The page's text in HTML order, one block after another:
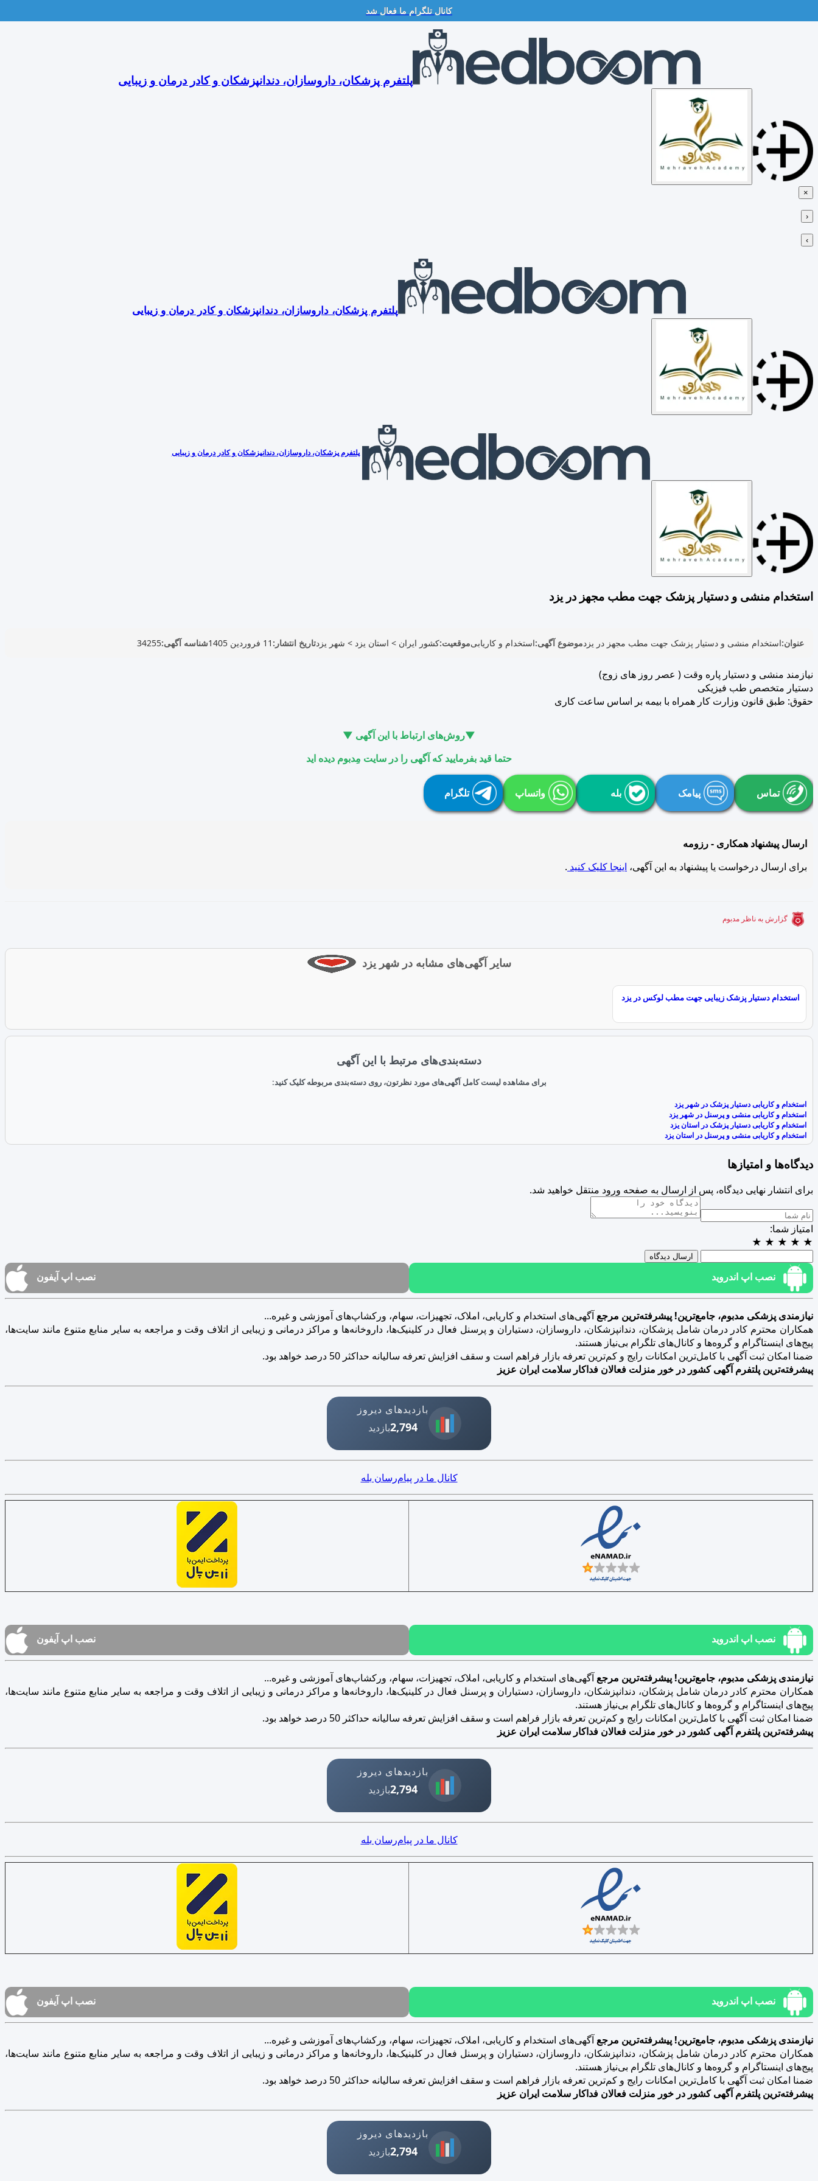
کانال تلگرام ما فعال شد
Skip
پلتفرم پزشکان، داروسازان، دندانپزشکان و کادر درمان و زیبایی
×
‹
›
پلتفرم پزشکان، داروسازان، دندانپزشکان و کادر درمان و زیبایی
پلتفرم پزشکان، داروسازان، دندانپزشکان و کادر درمان و زیبایی
استخدام منشی و دستیار پزشک جهت مطب مجهز در یزد
عنوان:استخدام منشی و دستیار پزشک جهت مطب مجهز در یزدموضوع آگهی:استخدام و کاریابیموقعیت:کشور ایران > استان یزد > شهر یزدتاریخ انتشار: 11 فروردین 1405 شناسه آگهی:34255
نیازمند منشی و دستیار پاره وقت ( عصر روز های زوج)
دستیار متخصص طب فیزیکی
حقوق: طبق قانون وزارت کار همراه با بیمه بر اساس ساعت کاری
▼روش‌های ارتباط با این آگهی ▼
حتما قید بفرمایید که آگهی را در سایت مِدبوم دیده اید
تماس پیامک بله واتساپ تلگرام
ارسال پیشنهاد همکاری - رزومه
برای ارسال درخواست یا پیشنهاد به این آگهی، اینجا کلیک کنید .
گزارش به ناظر مدبوم
سایر آگهی‌های مشابه در شهر یزد
استخدام دستیار پزشک زیبایی جهت مطب لوکس در یزد
دسته‌بندی‌های مرتبط با این آگهی
برای مشاهده لیست کامل آگهی‌های مورد نظرتون، روی دسته‌بندی مربوطه کلیک کنید:
استخدام و کاریابی دستیار پزشک در شهر یزد
استخدام و کاریابی منشی و پرسنل در شهر یزد
استخدام و کاریابی دستیار پزشک در استان یزد
استخدام و کاریابی منشی و پرسنل در استان یزد
دیدگاه‌ها و امتیازها
برای انتشار نهایی دیدگاه، پس از ارسال به صفحه ورود منتقل خواهید شد.
امتیاز شما:
★
★
★
★
★
ارسال دیدگاه
نصب اپ اندروید نصب اپ آیفون
نیازمندی پزشکی مدبوم، جامع‌ترین! پیشرفته‌ترین مرجع آگهی‌های استخدام و کاریابی، املاک، تجهیزات، سهام، ورکشاپ‌های آموزشی و غیره...
همکاران محترم کادر درمان شامل پزشکان، دندانپزشکان، داروسازان، دستیاران و پرسنل فعال در کلینیک‌ها، داروخانه‌ها و مراکز درمانی و زیبایی از اتلاف وقت و مراجعه به سایر منابع متنوع مانند سایت‌ها،
پیج‌های اینستاگرام و گروه‌ها و کانال‌های تلگرام بی‌نیاز هستند.
ضمنا امکان ثبت آگهی با کامل‌ترین امکانات رایج و کم‌ترین تعرفه بازار فراهم است و سقف افزایش تعرفه سالیانه حداکثر 50 درصد خواهد بود.
پیشرفته‌ترین پلتفرم آگهی کشور در خور منزلت فعالان فداکار سلامت ایران عزیز
بازدیدهای دیروز
2,794بازدید
کانال ما در پیام‌رسان بله
نصب اپ اندروید نصب اپ آیفون
نیازمندی پزشکی مدبوم، جامع‌ترین! پیشرفته‌ترین مرجع آگهی‌های استخدام و کاریابی، املاک، تجهیزات، سهام، ورکشاپ‌های آموزشی و غیره...
همکاران محترم کادر درمان شامل پزشکان، دندانپزشکان، داروسازان، دستیاران و پرسنل فعال در کلینیک‌ها، داروخانه‌ها و مراکز درمانی و زیبایی از اتلاف وقت و مراجعه به سایر منابع متنوع مانند سایت‌ها،
پیج‌های اینستاگرام و گروه‌ها و کانال‌های تلگرام بی‌نیاز هستند.
ضمنا امکان ثبت آگهی با کامل‌ترین امکانات رایج و کم‌ترین تعرفه بازار فراهم است و سقف افزایش تعرفه سالیانه حداکثر 50 درصد خواهد بود.
پیشرفته‌ترین پلتفرم آگهی کشور در خور منزلت فعالان فداکار سلامت ایران عزیز
بازدیدهای دیروز
2,794بازدید
کانال ما در پیام‌رسان بله
نصب اپ اندروید نصب اپ آیفون
نیازمندی پزشکی مدبوم، جامع‌ترین! پیشرفته‌ترین مرجع آگهی‌های استخدام و کاریابی، املاک، تجهیزات، سهام، ورکشاپ‌های آموزشی و غیره...
همکاران محترم کادر درمان شامل پزشکان، دندانپزشکان، داروسازان، دستیاران و پرسنل فعال در کلینیک‌ها، داروخانه‌ها و مراکز درمانی و زیبایی از اتلاف وقت و مراجعه به سایر منابع متنوع مانند سایت‌ها،
پیج‌های اینستاگرام و گروه‌ها و کانال‌های تلگرام بی‌نیاز هستند.
ضمنا امکان ثبت آگهی با کامل‌ترین امکانات رایج و کم‌ترین تعرفه بازار فراهم است و سقف افزایش تعرفه سالیانه حداکثر 50 درصد خواهد بود.
پیشرفته‌ترین پلتفرم آگهی کشور در خور منزلت فعالان فداکار سلامت ایران عزیز
بازدیدهای دیروز
2,794بازدید